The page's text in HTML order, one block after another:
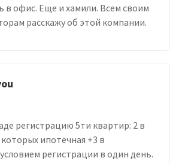
в офис. Еще и хамили. Всем своим
расскажу об этой компании.
регистрацию 5ти квартир: 2 в
ипотечная +3 в
регистрации в один день.